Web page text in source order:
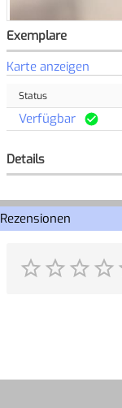
Exemplare
Karte anzeigen
Status
Verfügbar
Details
Rezensionen